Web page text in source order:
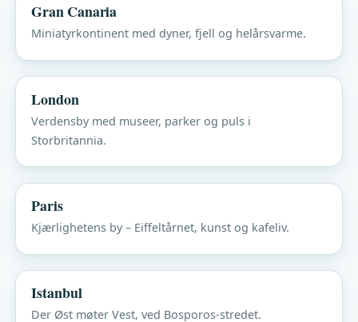
Gran Canaria
Miniatyrkontinent med dyner, fjell og helårsvarme.
London
Verdensby med museer, parker og puls i
Storbritannia.
Paris
Kjærlighetens by – Eiffeltårnet, kunst og kafeliv.
Istanbul
Der Øst møter Vest, ved Bosporos-stredet.